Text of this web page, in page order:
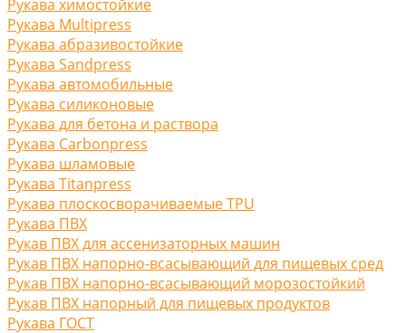
Рукава химостойкие
Рукава Multipress
Рукава абразивостойкие
Рукава Sandpress
Рукава автомобильные
Рукава силиконовые
Рукава для бетона и раствора
Рукава Carbonpress
Рукава шламовые
Рукава Titanpress
Рукава плоскосворачиваемые TPU
Рукава ПВХ
Рукав ПВХ для ассенизаторных машин
Рукав ПВХ напорно-всасывающий для пищевых сред
Рукав ПВХ напорно-всасывающий морозостойкий
Рукав ПВХ напорный для пищевых продуктов
Рукава ГОСТ